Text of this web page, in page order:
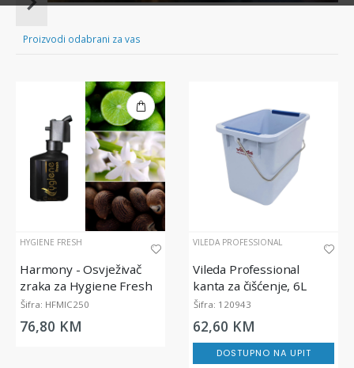
Item
ofProizvodi odabrani za vas
HYGIENE FRESH
Harmony - Osvježivač
zraka za Hygiene Fresh
Micro Diffuser, 200 ml
Šifra: HFMIC250
76,80 KM
VILEDA PROFESSIONAL
Vileda Professional
kanta za čišćenje, 6L
Šifra: 120943
62,60 KM
DOSTUPNO NA UPIT